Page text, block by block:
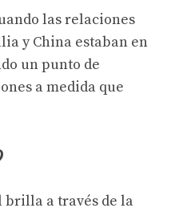
las relaciones
y China estaban en
un punto de
a medida que
brilla a través de la